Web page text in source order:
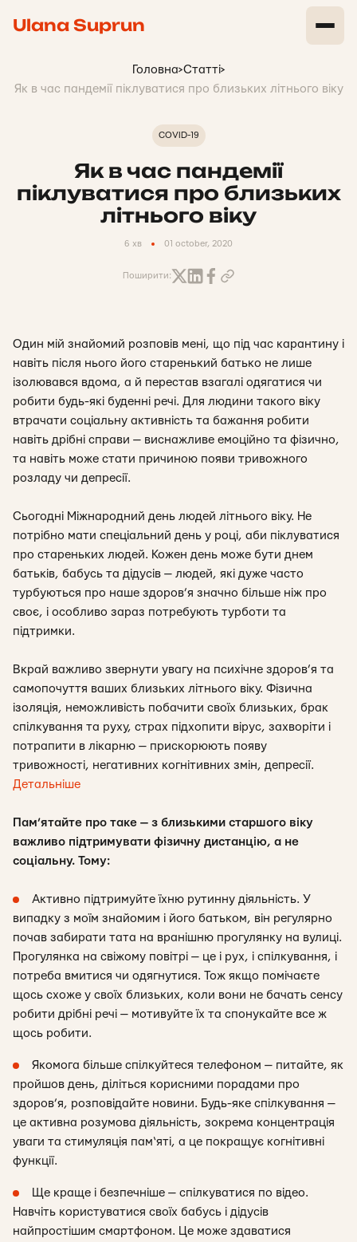
Ulana Suprun
Головна>Статті>
Як в час пандемії піклуватися про близьких літнього віку
COVID-19
Як в час пандемії
піклуватися про близьких
літнього віку
6 хв 01 october, 2020
Поширити:
Один мій знайомий розповів мені, що під час карантину і
навіть після нього його старенький батько не лише
ізолювався вдома, а й перестав взагалі одягатися чи
робити будь-які буденні речі. Для людини такого віку
втрачати соціальну активність та бажання робити
навіть дрібні справи — виснажливе емоційно та фізично,
та навіть може стати причиною появи тривожного
розладу чи депресії.
Сьогодні Міжнародний день людей літнього віку. Не
потрібно мати спеціальний день у році, аби піклуватися
про стареньких людей. Кожен день може бути днем
батьків, бабусь та дідусів — людей, які дуже часто
турбуються про наше здоров’я значно більше ніж про
своє, і особливо зараз потребують турботи та
підтримки.
Вкрай важливо звернути увагу на психічне здоров’я та
самопочуття ваших близьких літнього віку. Фізична
ізоляція, неможливість побачити своїх близьких, брак
спілкування та руху, страх підхопити вірус, захворіти і
потрапити в лікарню — прискорюють появу
тривожності, негативних когнітивних змін, депресії.
Детальніше
Пам’ятайте про таке — з близькими старшого віку
важливо підтримувати фізичну дистанцію, а не
соціальну. Тому:
Активно підтримуйте їхню рутинну діяльність. У
випадку з моїм знайомим і його батьком, він регулярно
почав забирати тата на вранішню прогулянку на вулиці.
Прогулянка на свіжому повітрі — це і рух, і спілкування, і
потреба вмитися чи одягнутися. Тож якщо помічаєте
щось схоже у своїх близьких, коли вони не бачать сенсу
робити дрібні речі — мотивуйте їх та спонукайте все ж
щось робити.
Якомога більше спілкуйтеся телефоном — питайте, як
пройшов день, діліться корисними порадами про
здоров’я, розповідайте новини. Будь-яке спілкування —
це активна розумова діяльність, зокрема концентрація
уваги та стимуляція пам‘яті, а це покращує когнітивні
функції.
Ще краще і безпечніше — спілкуватися по відео.
Навчіть користуватися своїх бабусь і дідусів
найпростішим смартфоном. Це може здаватися